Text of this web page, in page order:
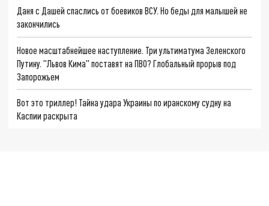
Даня с Дашей спаслись от боевиков ВСУ. Но беды для малышей не
закончились
Новое масштабнейшее наступление. Три ультиматума Зеленского
Путину. "Львов Кима" поставят на ПВО? Глобальный прорыв под
Запорожьем
Вот это триллер! Тайна удара Украины по иранскому судну на
Каспии раскрыта